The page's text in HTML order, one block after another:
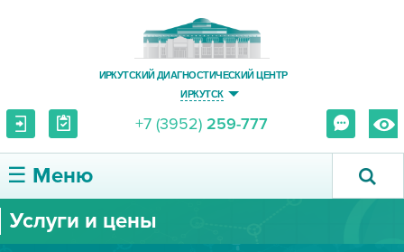
ИРКУТСКИЙ ДИАГНОСТИЧЕСКИЙ ЦЕНТР
ИРКУТСК
+7 (3952) 259-777
☰ Меню
О ЦЕНТРЕ
Услуги и цены